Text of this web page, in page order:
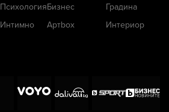
Психология
Интимно
Бизнес
Артbox
Градина
Интериор